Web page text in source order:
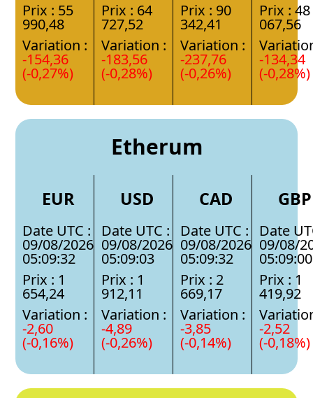
Prix : 55
990,48
Variation :
-154,36
(-0,27%)
Prix : 64
727,52
Variation :
-183,56
(-0,28%)
Prix : 90
342,41
Variation :
-237,76
(-0,26%)
Prix : 48
067,56
-134,34
(-0,28%)
Etherum
EUR
Date UTC :
09/08/2026
05:09:32
Prix : 1
654,24
Variation :
-2,60
(-0,16%)
USD
Date UTC :
09/08/2026
05:09:03
Prix : 1
912,11
Variation :
-4,89
(-0,26%)
CAD
Date UTC :
09/08/2026
05:09:32
Prix : 2
669,17
Variation :
-3,85
(-0,14%)
GBP
Date
09/08/
05:09:00
Prix : 1
419,92
-2,52
(-0,18%)